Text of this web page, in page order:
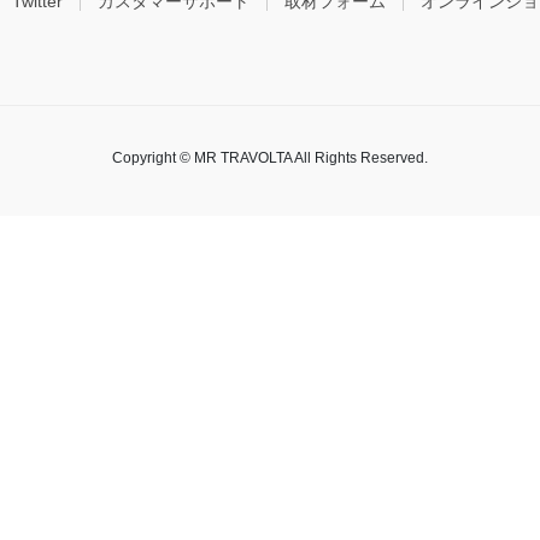
Copyright © MR TRAVOLTA All Rights Reserved.